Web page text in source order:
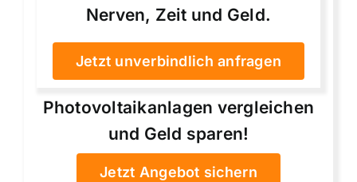
Nerven, Zeit und Geld.
Jetzt unverbindlich anfragen
Photovoltaikanlagen vergleichen
und Geld sparen!
Jetzt Angebot sichern